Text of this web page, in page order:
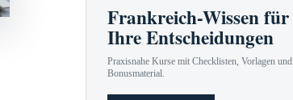
Frankreich-Wissen für
Ihre Entscheidungen
Praxisnahe Kurse mit Checklisten, Vorlagen und
Bonusmaterial.